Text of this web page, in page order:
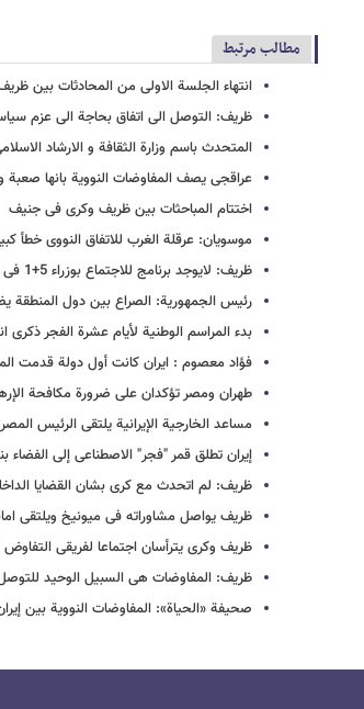
مطالب مرتبط
انتهاء الجلسة الاولی من المحادثات بین
ظریف: التوصل الی اتفاق بحاجة الی عزم
المتحدث باسم وزارة الثقافة و الارشاد
عراقجی یصف المفاوضات النوویة بانها صعبة
اختتام المباحثات بین ظریف وکری فی جنیف
موسویان: عرقلة الغرب للاتفاق النووی خطأ
ظریف: لایوجد برنامج للاجتماع بوزراء 5+1 فی میونخ
رئیس الجمهوریة: الصراع بین دول المنطقة
بدء المراسم الوطنیة لأیام عشرة الفجر ذکری
فؤاد معصوم : ایران کانت أول دولة قدمت
طهران ومصر تؤکدان علی ضرورة مکافحة
مساعد الخارجیة الإیرانیة یلتقی الرئیس
إیران تطلق قمر "فجر" الاصطناعی إلى الفضاء
ظریف: لم اتحدث مع کری بشان القضایا
ظریف یواصل مشاوراته فی میونیخ ویلتقی
ظریف وکری یترأسان اجتماعا لفریقی التفاوض
ظریف: المفاوضات هی السبیل الوحید للتوصل
صحیفة «الحیاة»: المفاوضات النوویة بین